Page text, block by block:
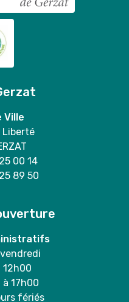
Ville
Liberté
00 14
89 50
12h00
17h00
fériés